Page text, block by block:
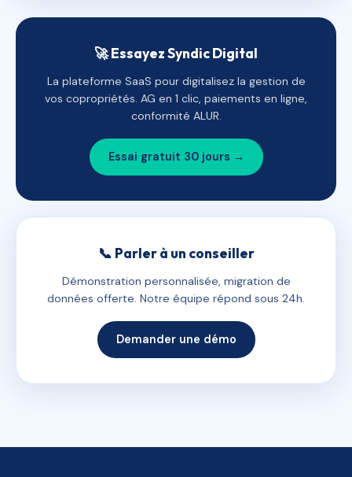
🚀 Essayez Syndic Digital
La plateforme SaaS pour digitalisez la gestion de
vos copropriétés. AG en 1 clic, paiements en ligne,
conformité ALUR.
Essai gratuit 30 jours →
📞 Parler à un conseiller
Démonstration personnalisée, migration de
données offerte. Notre équipe répond sous 24h.
Demander une démo